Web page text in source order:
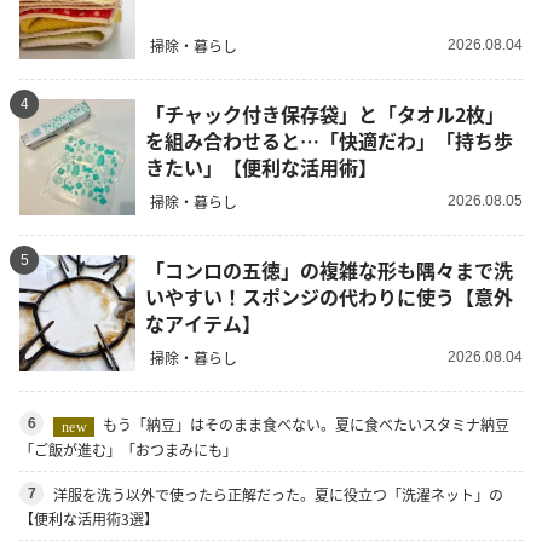
掃除・暮らし 2026.08.04
4
「チャック付き保存袋」と「タオル2枚」
を組み合わせると…「快適だわ」「持ち歩
きたい」【便利な活用術】
掃除・暮らし 2026.08.05
5
「コンロの五徳」の複雑な形も隅々まで洗
いやすい！スポンジの代わりに使う【意外
なアイテム】
掃除・暮らし 2026.08.04
6 new
もう「納豆」はそのまま食べない。夏に食べたいスタミナ納豆
「ご飯が進む」「おつまみにも」
7
洋服を洗う以外で使ったら正解だった。夏に役立つ「洗濯ネット」の
【便利な活用術3選】